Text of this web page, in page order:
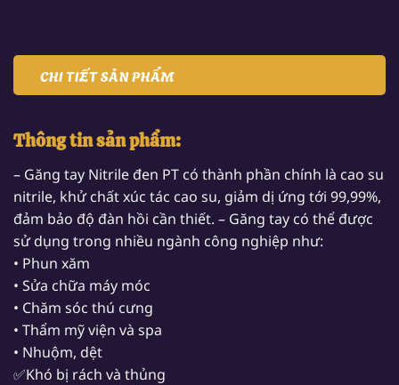
CHI TIẾT SẢN PHẨM
Thông tin sản phẩm:
– Găng tay Nitrile đen PT có thành phần chính là cao su
nitrile, khử chất xúc tác cao su, giảm dị ứng tới 99,99%,
đảm bảo độ đàn hồi cần thiết. – Găng tay có thể được
sử dụng trong nhiều ngành công nghiệp như:
• Phun xăm
• Sửa chữa máy móc
• Chăm sóc thú cưng
• Thẩm mỹ viện và spa
• Nhuộm, dệt
✅Khó bị rách và thủng